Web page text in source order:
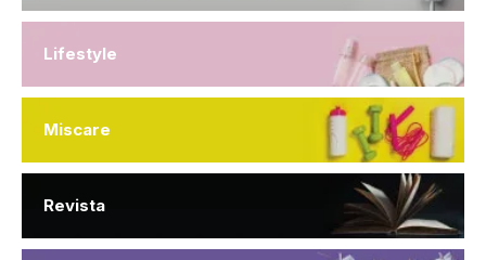
Lifestyle
Miscare
Revista